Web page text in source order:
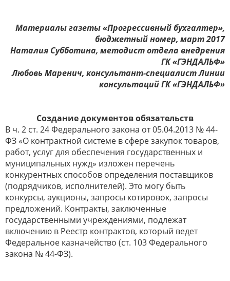
Материалы газеты «Прогрессивный бухгалтер»,
бюджетный номер, март 2017
Наталия Субботина, методист отдела внедрения
ГК «ГЭНДАЛЬФ»
Любовь Маренич, консультант-специалист Линии
консультаций ГК «ГЭНДАЛЬФ»
Создание документов обязательств
В ч. 2 ст. 24 Федерального закона от 05.04.2013 № 44-
ФЗ «О контрактной системе в сфере закупок товаров,
работ, услуг для обеспечения государственных и
муниципальных нужд» изложен перечень
конкурентных способов определения поставщиков
(подрядчиков, исполнителей). Это могу быть
конкурсы, аукционы, запросы котировок, запросы
предложений. Контракты, заключенные
государственными учреждениями, подлежат
включению в Реестр контрактов, который ведет
Федеральное казначейство (ст. 103 Федерального
закона № 44-ФЗ).